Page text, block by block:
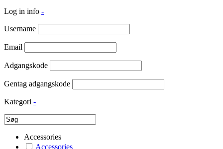
Log in info -
Username
Email
Adgangskode
Gentag adgangskode
Kategori -
Accessories
Accessories